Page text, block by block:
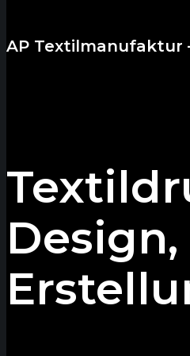
AP Textilmanufaktur